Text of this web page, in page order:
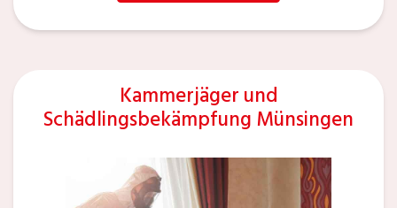
Kammerjäger und
Schädlingsbekämpfung Münsingen